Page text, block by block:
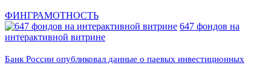
ФИНГРАМОТНОСТЬ
647 фондов на
интерактивной витрине
Банк России опубликовал данные о паевых инвестиционных